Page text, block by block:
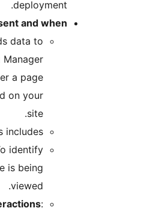
What data is sent and when:
The plugin sends data to
Google Tag Manager
servers whenever a page
or post is loaded on your
Page URL
which page is being
User interactions